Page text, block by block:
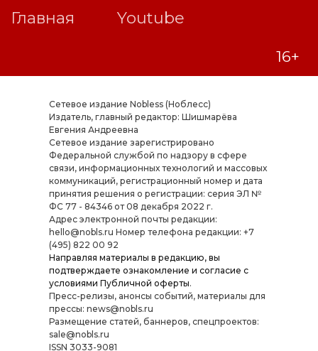
Сетевое издание Nobless (Ноблесс)
Издатель, главный редактор: Шишмарёва
Евгения Андреевна
Cетевое издание зарегистрировано
Федеральной службой по надзору в сфере
связи, информационных технологий и массовых
коммуникаций, регистрационный номер и дата
принятия решения о регистрации: серия ЭЛ №
ФС 77 - 84346 от 08 декабря 2022 г.
Адрес электронной почты редакции:
hello@nobls.ru Номер телефона редакции: +7
(495) 822 00 92
Направляя материалы в редакцию, вы
подтверждаете ознакомление и согласие с
условиями Публичной оферты.
Пресс-релизы, анонсы событий, материалы для
прессы: news@nobls.ru
Размещение статей, баннеров, спецпроектов:
sale@nobls.ru
ISSN 3033-9081